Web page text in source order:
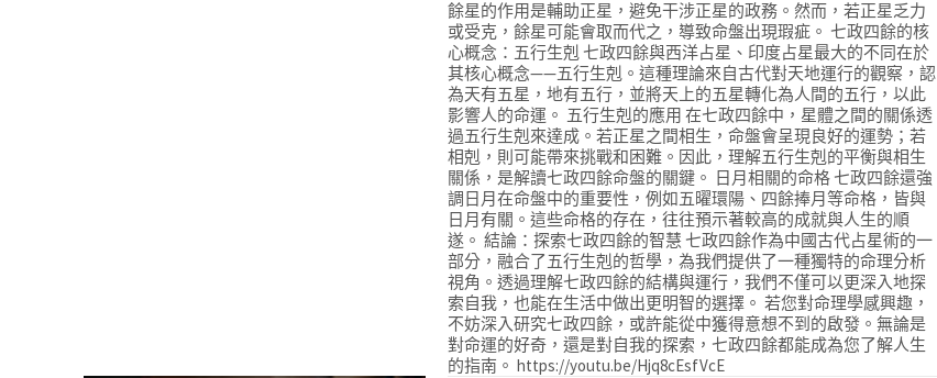
餘星的作用是輔助正星，避免干涉正星的政務。然而，若正星乏力
或受克，餘星可能會取而代之，導致命盤出現瑕疵。 七政四餘的核
心概念：五行生剋 七政四餘與西洋占星、印度占星最大的不同在於
其核心概念——五行生剋。這種理論來自古代對天地運行的觀察，認
為天有五星，地有五行，並將天上的五星轉化為人間的五行，以此
影響人的命運。 五行生剋的應用 在七政四餘中，星體之間的關係透
過五行生剋來達成。若正星之間相生，命盤會呈現良好的運勢；若
相剋，則可能帶來挑戰和困難。因此，理解五行生剋的平衡與相生
關係，是解讀七政四餘命盤的關鍵。 日月相關的命格 七政四餘還強
調日月在命盤中的重要性，例如五曜環陽、四餘捧月等命格，皆與
日月有關。這些命格的存在，往往預示著較高的成就與人生的順
遂。 結論：探索七政四餘的智慧 七政四餘作為中國古代占星術的一
部分，融合了五行生剋的哲學，為我們提供了一種獨特的命理分析
視角。透過理解七政四餘的結構與運行，我們不僅可以更深入地探
索自我，也能在生活中做出更明智的選擇。 若您對命理學感興趣，
不妨深入研究七政四餘，或許能從中獲得意想不到的啟發。無論是
對命運的好奇，還是對自我的探索，七政四餘都能成為您了解人生
的指南。 https://youtu.be/Hjq8cEsfVcE